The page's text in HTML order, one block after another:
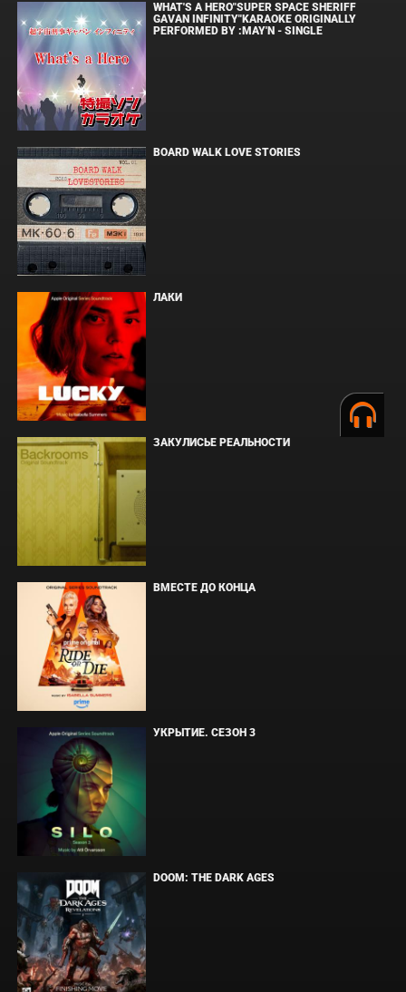
WHAT'S A HERO"SUPER SPACE SHERIFF
GAVAN INFINITY"KARAOKE ORIGINALLY
PERFORMED BY :MAY'N - SINGLE
BOARD WALK LOVE STORIES
ЛАКИ
ЗАКУЛИСЬЕ РЕАЛЬНОСТИ
ВМЕСТЕ ДО КОНЦА
УКРЫТИЕ. СЕЗОН 3
DOOM: THE DARK AGES